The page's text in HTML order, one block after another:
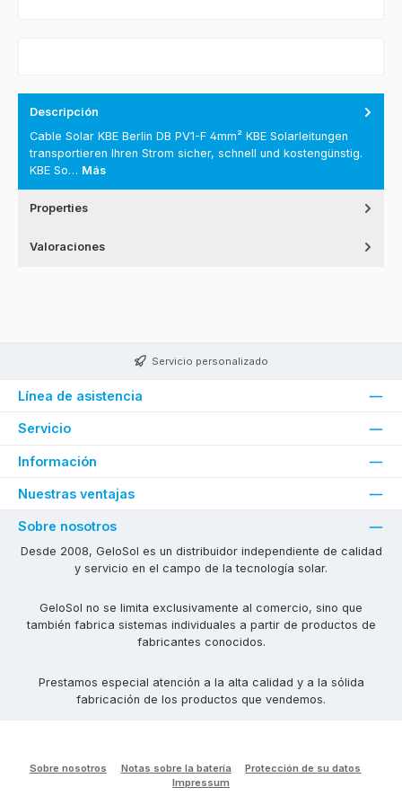
Descripción
Cable Solar KBE Berlin DB PV1-F 4mm² KBE Solarleitungen
transportieren Ihren Strom sicher, schnell und kostengünstig.
KBE So… Más
Properties
Valoraciones
Servicio personalizado
Línea de asistencia
Servicio
Información
Nuestras ventajas
Sobre nosotros
Desde 2008, GeloSol es un distribuidor independiente de calidad
y servicio en el campo de la tecnología solar.
GeloSol no se limita exclusivamente al comercio, sino que
también fabrica sistemas individuales a partir de productos de
fabricantes conocidos.
Prestamos especial atención a la alta calidad y a la sólida
fabricación de los productos que vendemos.
Sobre nosotros Notas sobre la batería
Protección de su datos
Impressum